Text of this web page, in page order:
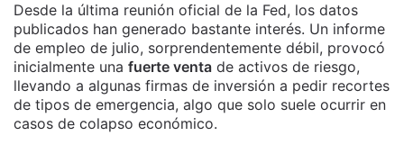
Desde la última reunión oficial de la Fed, los datos
publicados han generado bastante interés. Un informe
de empleo de julio, sorprendentemente débil, provocó
inicialmente una fuerte venta de activos de riesgo,
llevando a algunas firmas de inversión a pedir recortes
de tipos de emergencia, algo que solo suele ocurrir en
casos de colapso económico.